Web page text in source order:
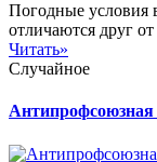
Погодные условия
отличаются друг
Читать»
Случайное